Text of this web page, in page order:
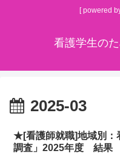
[ powered
看護学生の
2025-03
★[看護師就職]地域別：
調査」2025年度 結果